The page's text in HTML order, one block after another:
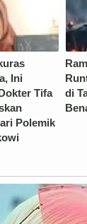
Ini
Tifa
Polemik
di